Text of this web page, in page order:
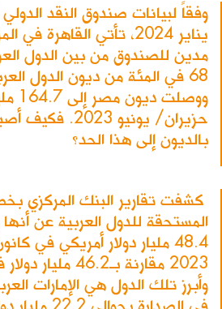
وفقاً لبيانات صندوق النقد
يناير 2024، تأتي القاهرة
مدين للصندوق من بين الدول
68 في المئة من ديون الدول
حزيران/ يونيو
بالديون إلى هذا الحد؟
كشفت تقارير البنك المركزي
المستحقة للدول العربية عن
48.4 مليار دولار أمريكي في
2023 مقارنة
وأبرز تلك الدول هي الإمارات